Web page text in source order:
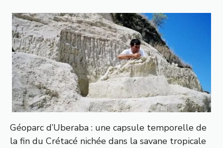
Géoparc d’Uberaba : une capsule temporelle de
la fin du Crétacé nichée dans la savane tropicale